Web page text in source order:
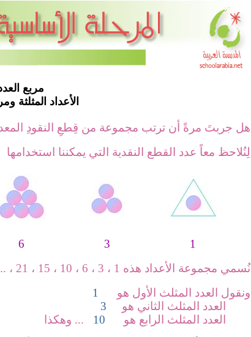
مربع
الأعداد المثلثة
هل جربتَ مرةً أن ترتب مجموعة من قِطعِ النقودِ
لِنُلاحظ معاً عدد القطع النقدية التي يمكننا استخدامها
6 3
1
نُسمي مجموعة الأعداد هذه 1 ، 3 ، 6 ، 10 ، 15 ، 21
،
ونقول العدد المثلث الأول هو
1
العدد المثلث الثاني هو 3
العدد المثلث الرابع هو 10 ... وهكذا